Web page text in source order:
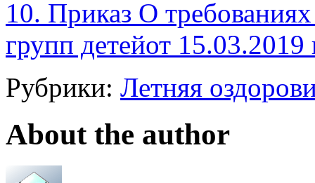
10. Приказ О
групп детейот
Рубрики: Летняя
About the author